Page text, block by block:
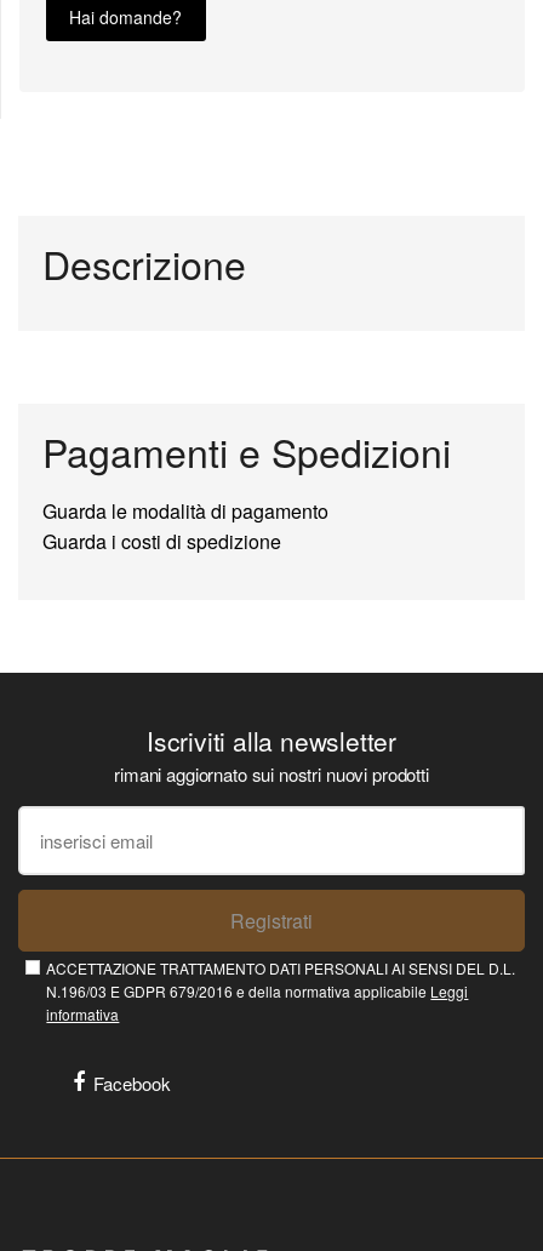
Hai domande?
Descrizione
Pagamenti e Spedizioni
Guarda le modalità di pagamento
Guarda i costi di spedizione
Iscriviti alla newsletter
rimani aggiornato sui nostri nuovi prodotti
Registrati
ACCETTAZIONE TRATTAMENTO DATI PERSONALI AI SENSI DEL D.L.
N.196/03 E GDPR 679/2016 e della normativa applicabile Leggi
informativa
Facebook